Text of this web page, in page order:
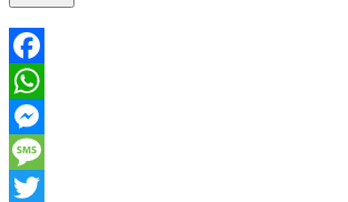
Facebook
WhatsApp
Messenger
Message